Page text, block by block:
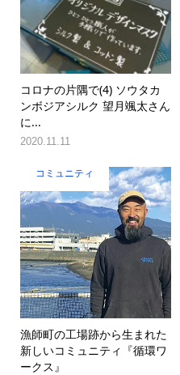
コロナの片隅で(4) ソウタカ
ンボジアシルク 望月颯太さん
に...
2020.11.11
コミュニティ
漁師町の工場跡から生まれた
新しいコミュニティ『循環ワ
ークス』